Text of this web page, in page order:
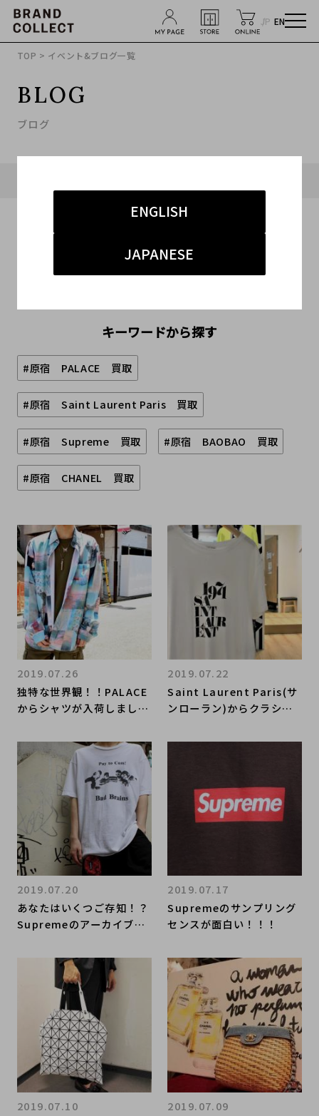
JP EN
ENGLISH
JAPANESE
TOP > イベント&ブログ一覧
BLOG
ブログ
キーワードから探す
#原宿 PALACE 買取
#原宿 Saint Laurent Paris 買取
#原宿 Supreme 買取 #原宿 BAOBAO 買取
#原宿 CHANEL 買取
独特な世界観！！PALACE
からシャツが入荷しまし
2019.07.26
Saint Laurent Paris(サ
ンローラン)からクラシッ
NTLAURENT」のご紹介!!
2019.07.22
あなたはいくつご存知！？
Supremeのアーカイブア
2019.07.20
Supremeのサンプリング
センスが面白い！！！
2019.07.17
2019.07.10
2019.07.09